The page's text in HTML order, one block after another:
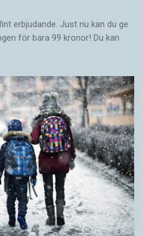
erbjudande. Just nu kan du ge
för bara 99 kronor! Du kan